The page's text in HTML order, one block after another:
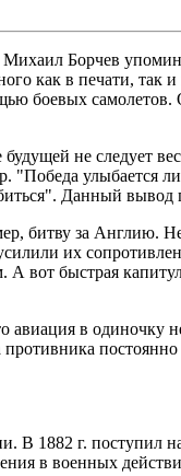
Борчев
как в печати,
боевых
не следует
"Победа
Данный
битву за Англию.
их
вот быстрая
в
В 1882 г.
в военных